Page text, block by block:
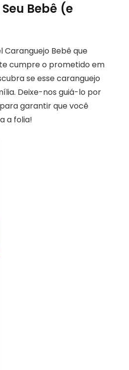
Bebê (e
Caranguejo Bebê que
cumpre o prometido em
se esse caranguejo
Deixe-nos guiá-lo por
garantir que você
a folia!